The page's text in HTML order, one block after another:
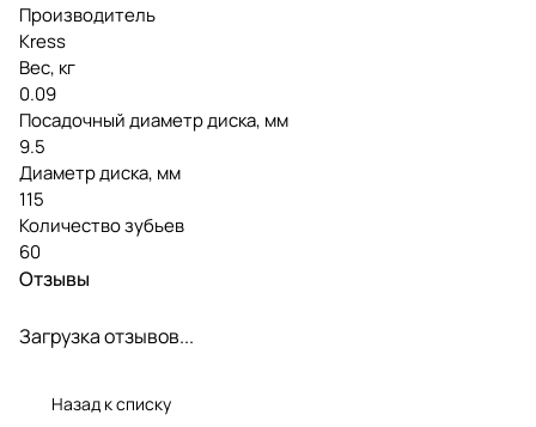
Производитель
Kress
Вес, кг
0.09
Посадочный диаметр диска, мм
9.5
Диаметр диска, мм
115
Количество зубьев
60
Отзывы
Загрузка отзывов...
Назад к списку